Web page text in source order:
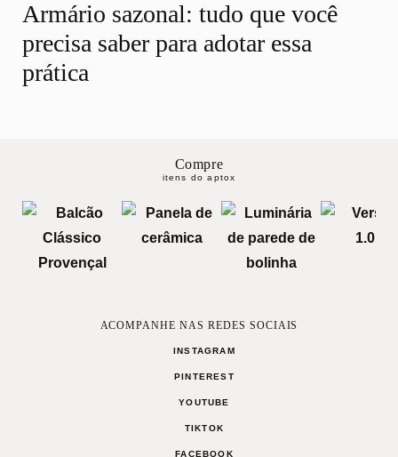
Armário sazonal: tudo que você
precisa saber para adotar essa
prática
Compre
itens do aptox
ACOMPANHE NAS REDES SOCIAIS
INSTAGRAM
PINTEREST
YOUTUBE
TIKTOK
FACEBOOK